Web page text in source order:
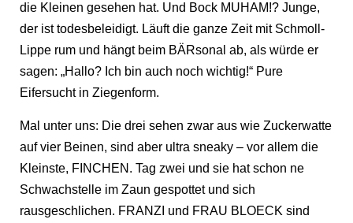
die Kleinen gesehen hat. Und Bock MUHAM!? Junge,
der ist todesbeleidigt. Läuft die ganze Zeit mit Schmoll-
Lippe rum und hängt beim BÄRsonal ab, als würde er
sagen: „Hallo? Ich bin auch noch wichtig!“ Pure
Eifersucht in Ziegenform.
Mal unter uns: Die drei sehen zwar aus wie Zuckerwatte
auf vier Beinen, sind aber ultra sneaky – vor allem die
Kleinste, FINCHEN. Tag zwei und sie hat schon ne
Schwachstelle im Zaun gespottet und sich
rausgeschlichen. FRANZI und FRAU BLOECK sind